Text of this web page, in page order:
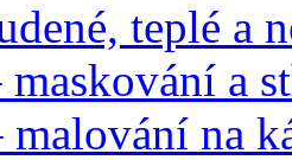
teplé a
maskování a
malování na